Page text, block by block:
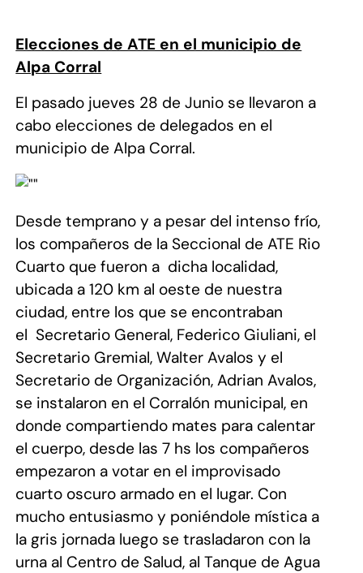
Elecciones de ATE en el municipio de
Alpa Corral
El pasado jueves 28 de Junio se llevaron a
cabo elecciones de delegados en el
municipio de Alpa Corral.
Desde temprano y a pesar del intenso frío,
los compañeros de la Seccional de ATE Rio
Cuarto que fueron a dicha localidad,
ubicada a120 km al oeste de nuestra
ciudad, entre los que se encontraban
el Secretario General, Federico Giuliani, el
Secretario Gremial, Walter Avalos y el
Secretario de Organización, Adrian Avalos,
se instalaron en el Corralón municipal, en
donde compartiendo mates para calentar
el cuerpo, desde las 7 hs los compañeros
empezaron a votar en el improvisado
cuarto oscuro armado en el lugar. Con
mucho entusiasmo y poniéndole mística a
la gris jornada luego se trasladaron con la
urna al Centro de Salud, al Tanque de Agua